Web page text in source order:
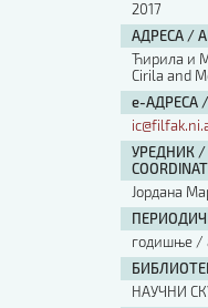
2017
АДРЕСА /
Ћирила и
Cirila and
е-АДРЕСА /
УРЕДНИК /
Јордана
годишње /
НАУЧНИ